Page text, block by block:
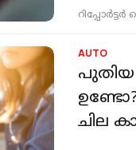
റിപ്പോർട്ടർ
AUTO
പുതിയ
ചില